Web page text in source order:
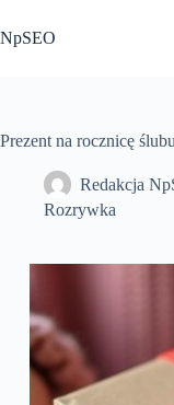
do
treści
NpSEO
Prezent na rocznicę ślubu
Redakcja
Rozrywka